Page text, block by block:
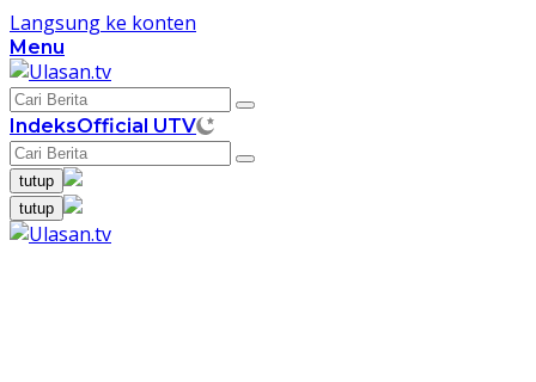
Langsung ke konten
Menu
IndeksOfficial UTV
tutup
tutup